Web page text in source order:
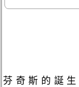
芬奇斯的誕